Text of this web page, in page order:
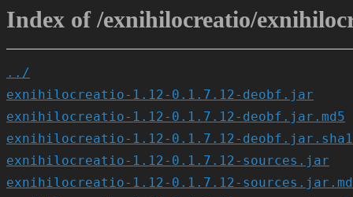
Index of /exnihilocreatio/
../
exnihilocreatio-1.12-0.1.7.12-deobf.jar
exnihilocreatio-1.12-0.1.7.12-deobf.jar.md5
exnihilocreatio-1.12-0.1.7.12-deobf.jar.sha1
exnihilocreatio-1.12-0.1.7.12-sources.jar
exnihilocreatio-1.12-0.1.7.12-